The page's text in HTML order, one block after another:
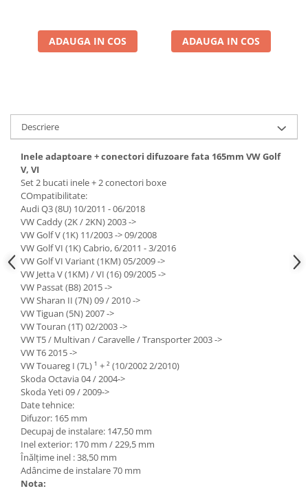
Consumabile Service
Amortizoare hayon
Incalzire scaune
Stergatoare auto
Paravanturi auto
Lumini ambientale
ADAUGA IN COS ADAUGA IN COS
Descriere
Inele adaptoare + conectori difuzoare fata 165mm VW Golf
V, VI
Set 2 bucati inele + 2 conectori boxe
COmpatibilitate:
Audi Q3 (8U) 10/2011 - 06/2018
VW Caddy (2K / 2KN) 2003 ->
VW Golf V (1K) 11/2003 -> 09/2008
VW Golf VI (1K) Cabrio, 6/2011 - 3/2016
VW Golf VI Variant (1KM) 05/2009 ->
VW Jetta V (1KM) / VI (16) 09/2005 ->
VW Passat (B8) 2015 ->
VW Sharan II (7N) 09 / 2010 ->
VW Tiguan (5N) 2007 ->
VW Touran (1T) 02/2003 ->
VW T5 / Multivan / Caravelle / Transporter 2003 ->
VW T6 2015 ->
VW Touareg I (7L) ¹ + ² (10/2002 2/2010)
Skoda Octavia 04 / 2004->
Skoda Yeti 09 / 2009->
Date tehnice:
Difuzor: 165 mm
Decupaj de instalare: 147,50 mm
Inel exterior: 170 mm / 229,5 mm
Înălțime inel : 38,50 mm
Adâncime de instalare 70 mm
Nota: